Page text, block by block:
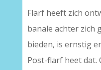
Flarf heeft zich
banale achter zich
bieden, is ernstig
Post-flarf heet dat.